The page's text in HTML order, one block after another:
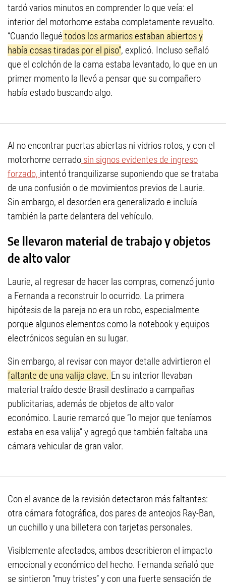
tardó varios minutos en comprender lo que veía: el
interior del motorhome estaba completamente revuelto.
“Cuando llegué todos los armarios estaban abiertos y
había cosas tiradas por el piso”, explicó. Incluso señaló
que el colchón de la cama estaba levantado, lo que en un
primer momento la llevó a pensar que su compañero
había estado buscando algo.
Al no encontrar puertas abiertas ni vidrios rotos, y con el
motorhome cerrado sin signos evidentes de ingreso
forzado, intentó tranquilizarse suponiendo que se trataba
de una confusión o de movimientos previos de Laurie.
Sin embargo, el desorden era generalizado e incluía
también la parte delantera del vehículo.
Se llevaron material de trabajo y objetos
de alto valor
Laurie, al regresar de hacer las compras, comenzó junto
a Fernanda a reconstruir lo ocurrido. La primera
hipótesis de la pareja no era un robo, especialmente
porque algunos elementos como la notebook y equipos
electrónicos seguían en su lugar.
Sin embargo, al revisar con mayor detalle advirtieron el
faltante de una valija clave. En su interior llevaban
material traído desde Brasil destinado a campañas
publicitarias, además de objetos de alto valor
económico. Laurie remarcó que “lo mejor que teníamos
estaba en esa valija” y agregó que también faltaba una
cámara vehicular de gran valor.
Con el avance de la revisión detectaron más faltantes:
otra cámara fotográfica, dos pares de anteojos Ray-Ban,
un cuchillo y una billetera con tarjetas personales.
Visiblemente afectados, ambos describieron el impacto
emocional y económico del hecho. Fernanda señaló que
se sintieron “muy tristes” y con una fuerte sensación de